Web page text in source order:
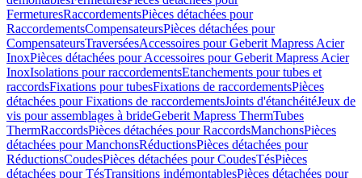
FermeturesRaccordementsPièces détachées pour
RaccordementsCompensateursPièces détachées pour
CompensateursTraverséesAccessoires pour Geberit Mapress Acier
InoxPièces détachées pour Accessoires pour Geberit Mapress Acier
InoxIsolations pour raccordementsEtanchements pour tubes et
raccordsFixations pour tubesFixations de raccordementsPièces
détachées pour Fixations de raccordementsJoints d'étanchéitéJeux de
vis pour assemblages à brideGeberit Mapress ThermTubes
ThermRaccordsPièces détachées pour RaccordsManchonsPièces
détachées pour ManchonsRéductionsPièces détachées pour
RéductionsCoudesPièces détachées pour CoudesTésPièces
détachées pour TésTransitions indémontablesPièces détachées pour